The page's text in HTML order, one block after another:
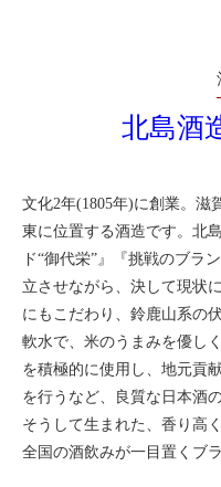
北島酒
文化2年(1805年)に創業。滋
東に位置する酒造です。北
ド“御代栄”』『挑戦のブラ
立させながら、決して現状
にもこだわり、鈴鹿山系の
軟水で、米のうまみを優し
を積極的に使用し、地元貢
を行うなど、良質な日本酒
そうして生まれた、香り高
全国の酒飲みが一目置くブ